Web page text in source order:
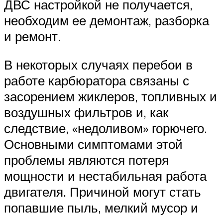
ДВС настройкой не получается,
необходим ее демонтаж, разборка
и ремонт.
В некоторых случаях перебои в
работе карбюратора связаны с
засорением жиклеров, топливных и
воздушных фильтров и, как
следствие, «недоливом» горючего.
Основными симптомами этой
проблемы являются потеря
мощности и нестабильная работа
двигателя. Причиной могут стать
попавшие пыль, мелкий мусор и